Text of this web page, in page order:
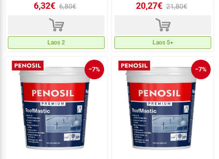
6,32€ 6,80€
d
Laos 2
20,27€ 21,80€
d
Laos 5+
−7% −7%